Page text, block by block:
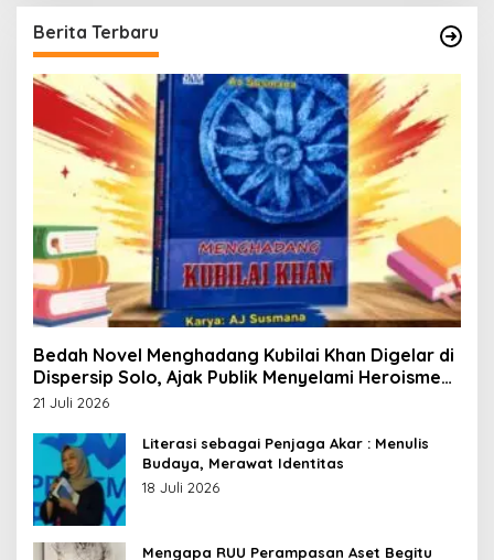
Berita Terbaru
Bedah Novel Menghadang Kubilai Khan Digelar di
Dispersip Solo, Ajak Publik Menyelami Heroisme
Leluhur Nusantara
21 Juli 2026
Literasi sebagai Penjaga Akar : Menulis
Budaya, Merawat Identitas
18 Juli 2026
Mengapa RUU Perampasan Aset Begitu